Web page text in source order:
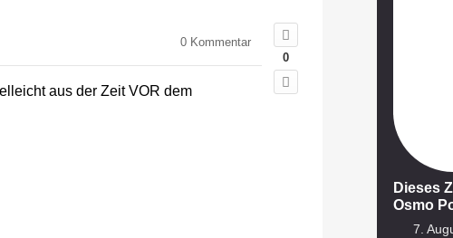
0
0 Kommentar
aus der Zeit VOR dem
Dieses
Osmo
7.